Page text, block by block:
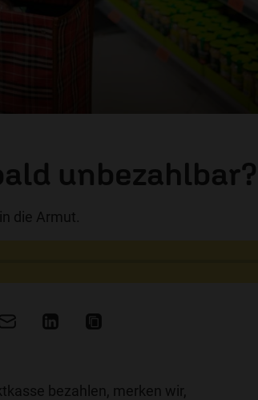
unbezahlbar?
die Armut.
bezahlen, merken wir,